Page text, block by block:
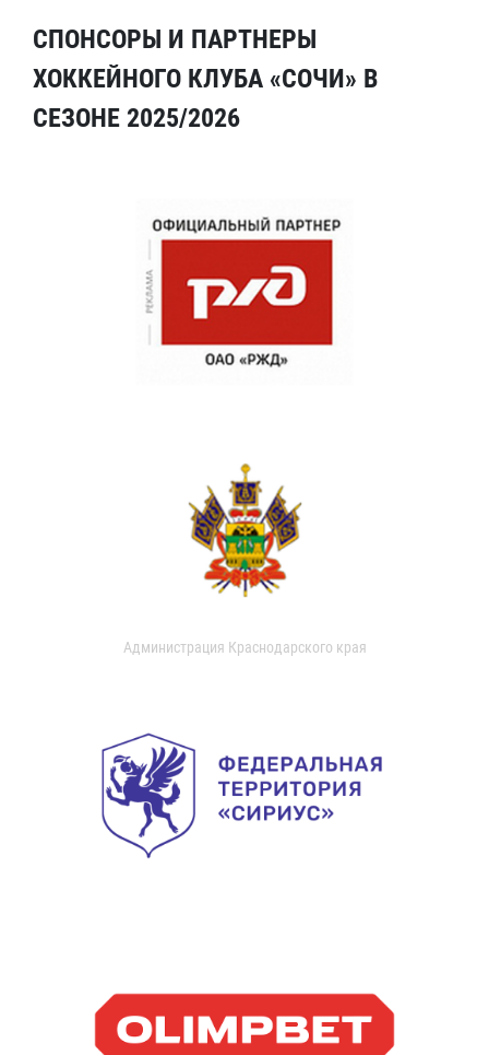
СПОНСОРЫ И ПАРТНЕРЫ
ХОККЕЙНОГО КЛУБА «СОЧИ» В
СЕЗОНЕ 2025/2026
Администрация Краснодарского края